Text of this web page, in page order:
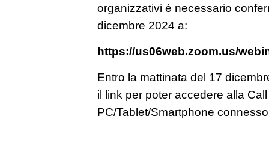
organizzativi è necessario
dicembre 2024 a:
https://us06web.zoom.us/
Entro la mattinata del 17
il link per poter accedere alla
PC/Tablet/Smartphone